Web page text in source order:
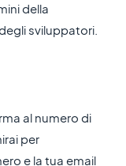
della
sviluppatori.
al numero di
per
e la tua email